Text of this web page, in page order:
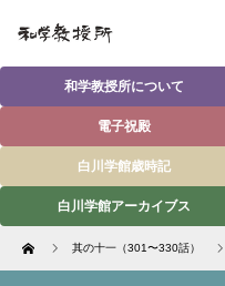
和学教授所について
電子祝殿
白川学館歳時記
白川学館アーカイブス
Home 其の十一（301〜330話）